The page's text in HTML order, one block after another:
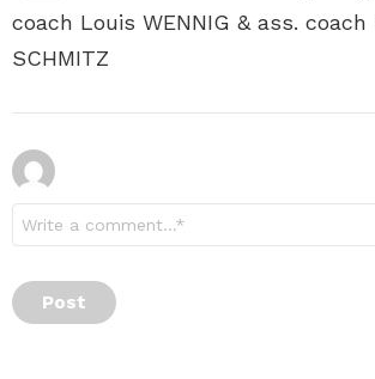
coach Louis WENNIG & ass.
SCHMITZ